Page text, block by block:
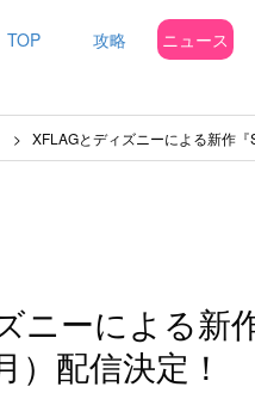
TOP 攻略 ニュース
XFLAGとディズニーによる新作
ニーによる新
）配信決定！